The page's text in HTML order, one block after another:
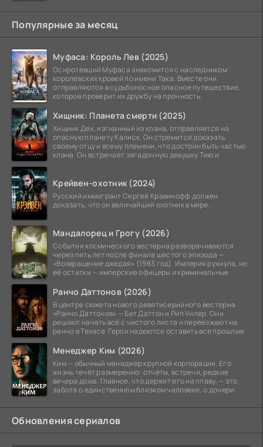
Популярные за месяц
Муфаса: Король Лев (2025)
Осиротевший Муфаса знакомится с наследником
королевских кровей по имени Така. Вместе они
отправляются в судьбоносное опасное путешествие,
которое проверит их дружбу на прочность.
Хищник: Планета смерти (2025)
Хищник Дек, изгнанный из клана, отправляется на
опасную планету Калиск. Он стремится доказать
своему отцу и всему племени, что достоин быть частью
клана. Он встречает загадочную девушку Тию и
Крейвен-охотник (2024)
Русский иммигрант Сергей Кравинофф должен
доказать, что он величайший охотник в мире.
Мандалорец и Грогу (2026)
События космического вестерна разворачиваются
через пять лет после финала шестого эпизода —
«Возвращение джедая» (1983 год). Империя рухнула, но
её остатки — имперские офицеры и криминальные
Ранчо Даттонов (2026)
В центре сюжета нового девятисерийного вестерна
«Ранчо Даттонов» — Бет Даттон и Рип Уилер. Они
решают начать всё с чистого листа и переезжают на
ранчо в Техасе. Герои надеются оставить все прошлые
Менеджер Ким (2026)
Ким — обычный менеджер крупной корпорации. Его
жизнь течёт размеренно: отчёты, встречи, редкие
вечера дома. Главное, что держит его на плаву, — это
забота о единственном близком человеке, о дочери.
Обновления сериалов